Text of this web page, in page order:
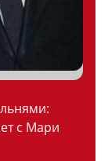
с Мари